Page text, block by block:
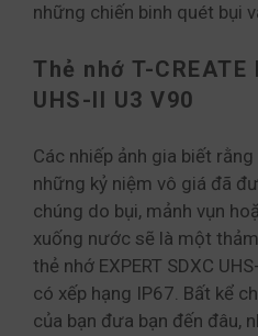
những chiến binh quét bụi
Thẻ nhớ T-CREATE
UHS-II U3 V90
Các nhiếp ảnh gia biết
những kỷ niệm vô giá đã
chúng do bụi, mảnh vụn
xuống nước sẽ là một
thẻ nhớ EXPERT SDXC
có xếp hạng IP67. Bất kể
của bạn đưa bạn đến đâu,